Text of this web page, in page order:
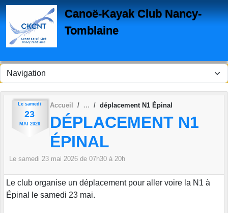
Canoë-Kayak Club Nancy-
Tomblaine
Le samedi
23
MAI 2026
Accueil déplacement N1 Épinal
DÉPLACEMENT N1
ÉPINAL
Le samedi 23 mai 2026 de 07h30 à 20h
Le club organise un déplacement pour aller voire la N1 à
Épinal le samedi 23 mai.
Panneau de gestion des cookies